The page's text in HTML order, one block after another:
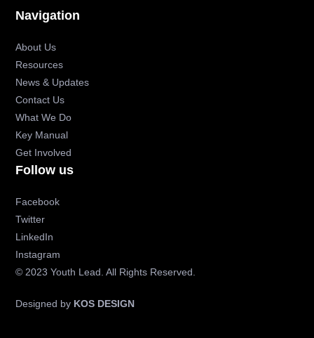
Navigation
About Us
Resources
News & Updates
Contact Us
What We Do
Key Manual
Get Involved
Follow us
Facebook
Twitter
LinkedIn
Instagram
© 2023 Youth Lead. All Rights Reserved.
Designed by KOS DESIGN